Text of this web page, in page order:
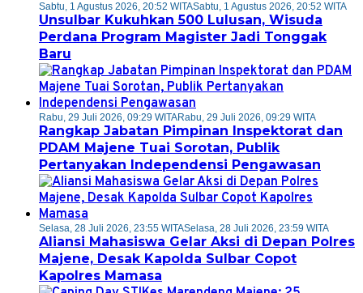
Sabtu, 1 Agustus 2026, 20:52 WITASabtu, 1 Agustus 2026, 20:52 WITA
Unsulbar Kukuhkan 500 Lulusan, Wisuda
Perdana Program Magister Jadi Tonggak
Baru
Rabu, 29 Juli 2026, 09:29 WITARabu, 29 Juli 2026, 09:29 WITA
Rangkap Jabatan Pimpinan Inspektorat dan
PDAM Majene Tuai Sorotan, Publik
Pertanyakan Independensi Pengawasan
Selasa, 28 Juli 2026, 23:55 WITASelasa, 28 Juli 2026, 23:59 WITA
Aliansi Mahasiswa Gelar Aksi di Depan Polres
Majene, Desak Kapolda Sulbar Copot
Kapolres Mamasa